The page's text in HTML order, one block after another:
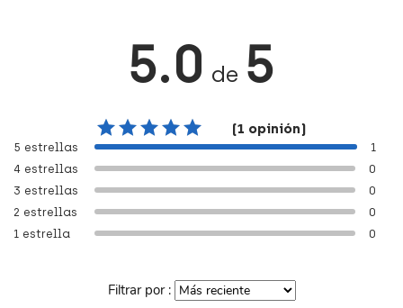
5.0 de 5
(1 opinión)
1 estrella 0
2 estrellas 0
3 estrellas 0
4 estrellas 0
5 estrellas 1
Filtrar por :